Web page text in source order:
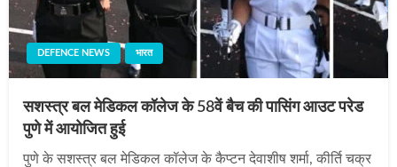
DEFENCE NEWS भारत
सशस्त्र बल मेडिकल कॉलेज के 58वें बैच की पासिंग आउट परेड
पुणे में आयोजित हुई
पुणे के सशस्त्र बल मेडिकल कॉलेज के कैप्टन देवाशीष शर्मा, कीर्ति चक्र